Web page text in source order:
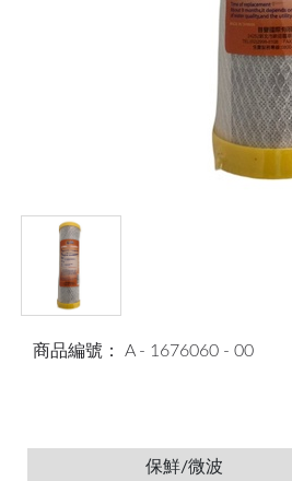
商品編號： A - 1676060 - 00
保鮮/微波